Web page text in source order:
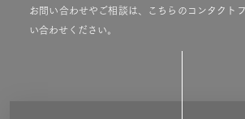
お問い合わせやご相談は、こちらのコンタクト
い合わせください。